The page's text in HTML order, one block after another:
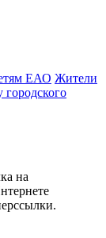
ЕАО Жители
городского
на